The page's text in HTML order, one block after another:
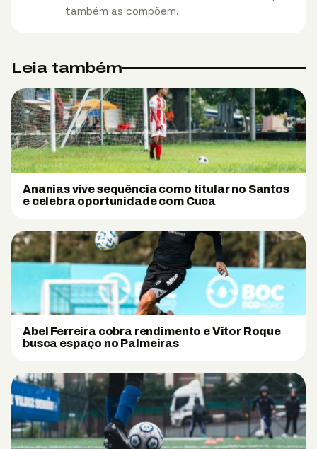
também as compõem.
Leia também
Ananias vive sequência como titular no Santos
e celebra oportunidade com Cuca
Abel Ferreira cobra rendimento e Vitor Roque
busca espaço no Palmeiras